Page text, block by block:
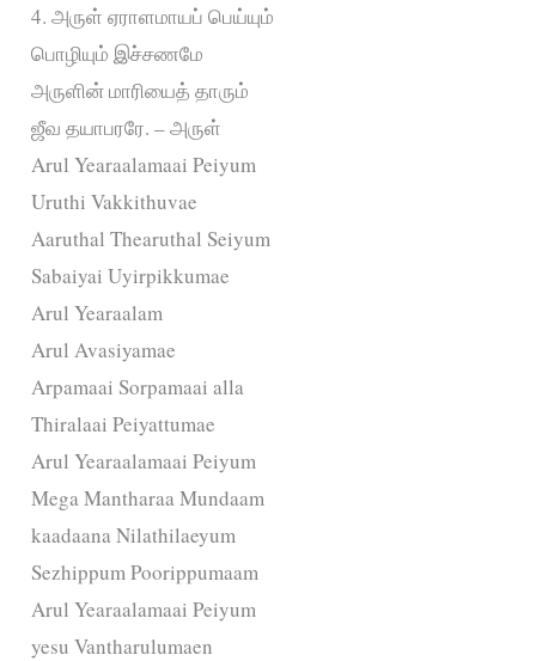
4. அருள் ஏராளமாயப் பெய்யும்
பொழியும் இச்சணமே
அருளின் மாரியைத் தாரும்
ஜீவ தயாபரரே. – அருள்
Arul Yearaalamaai Peiyum
Uruthi Vakkithuvae
Aaruthal Thearuthal Seiyum
Sabaiyai Uyirpikkumae
Arul Yearaalam
Arul Avasiyamae
Arpamaai Sorpamaai alla
Thiralaai Peiyattumae
Arul Yearaalamaai Peiyum
Mega Mantharaa Mundaam
kaadaana Nilathilaeyum
Sezhippum Poorippumaam
Arul Yearaalamaai Peiyum
yesu Vantharulumaen